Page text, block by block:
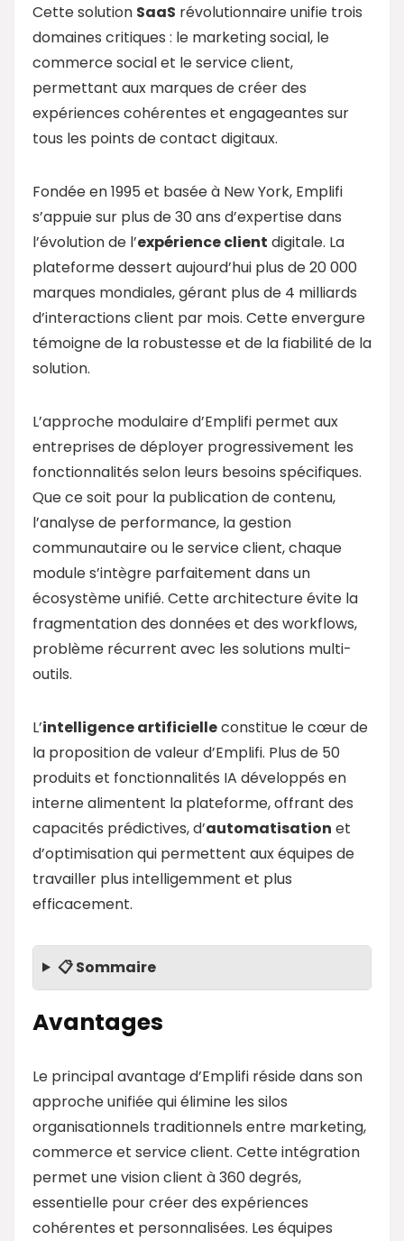
Cette solution SaaS révolutionnaire unifie trois
domaines critiques : le marketing social, le
commerce social et le service client,
permettant aux marques de créer des
expériences cohérentes et engageantes sur
tous les points de contact digitaux.
Fondée en 1995 et basée à New York, Emplifi
s’appuie sur plus de 30 ans d’expertise dans
l’évolution de l’expérience client digitale. La
plateforme dessert aujourd’hui plus de 20 000
marques mondiales, gérant plus de 4 milliards
d’interactions client par mois. Cette envergure
témoigne de la robustesse et de la fiabilité de la
solution.
L’approche modulaire d’Emplifi permet aux
entreprises de déployer progressivement les
fonctionnalités selon leurs besoins spécifiques.
Que ce soit pour la publication de contenu,
l’analyse de performance, la gestion
communautaire ou le service client, chaque
module s’intègre parfaitement dans un
écosystème unifié. Cette architecture évite la
fragmentation des données et des workflows,
problème récurrent avec les solutions multi-
outils.
L’intelligence artificielleconstitue le cœur de
la proposition de valeur d’Emplifi. Plus de 50
produits et fonctionnalités IA développés en
interne alimentent la plateforme, offrant des
capacités prédictives, d’automatisation et
d’optimisation qui permettent aux équipes de
travailler plus intelligemment et plus
efficacement.
📋 Sommaire
Avantages
Le principal avantage d’Emplifi réside dans son
approche unifiée qui élimine les silos
organisationnels traditionnels entre marketing,
commerce et service client. Cette intégration
permet une vision client à 360 degrés,
essentielle pour créer des expériences
cohérentes et personnalisées. Les équipes